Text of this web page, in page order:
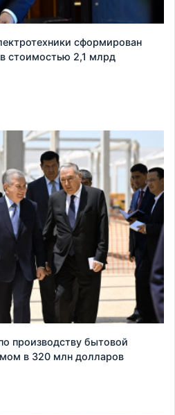
сформирован
стоимостью 2,1 млрд
производству бытовой
в 320 млн долларов